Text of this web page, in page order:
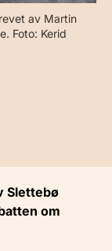
av Martin
Foto: Kerid
Slettebø
om